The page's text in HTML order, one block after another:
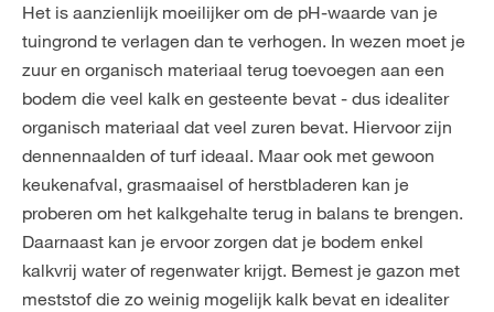
Het is aanzienlijk moeilijker om de pH-waarde van je
tuingrond te verlagen dan te verhogen. In wezen moet je
zuur en organisch materiaal terug toevoegen aan een
bodem die veel kalk en gesteente bevat - dus idealiter
organisch materiaal dat veel zuren bevat. Hiervoor zijn
dennennaalden of turf ideaal. Maar ook met gewoon
keukenafval, grasmaaisel of herstbladeren kan je
proberen om het kalkgehalte terug in balans te brengen.
Daarnaast kan je ervoor zorgen dat je bodem enkel
kalkvrij water of regenwater krijgt. Bemest je gazon met
meststof die zo weinig mogelijk kalk bevat en idealiter